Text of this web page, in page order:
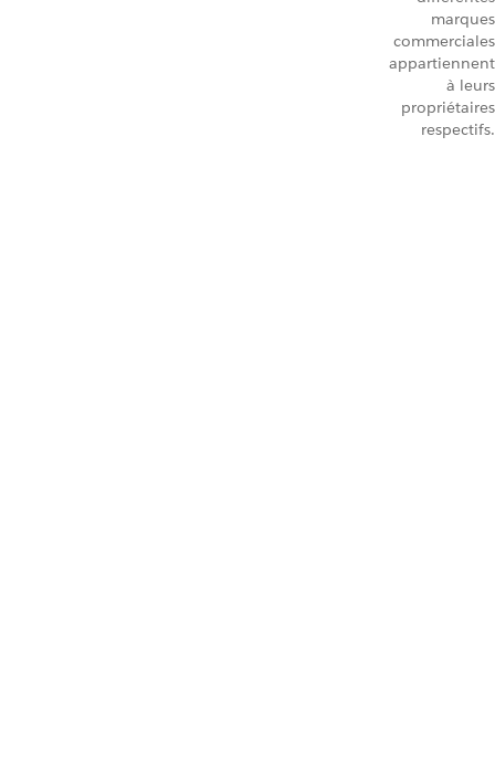
marques
commerciales
appartiennent
à leurs
propriétaires
respectifs.